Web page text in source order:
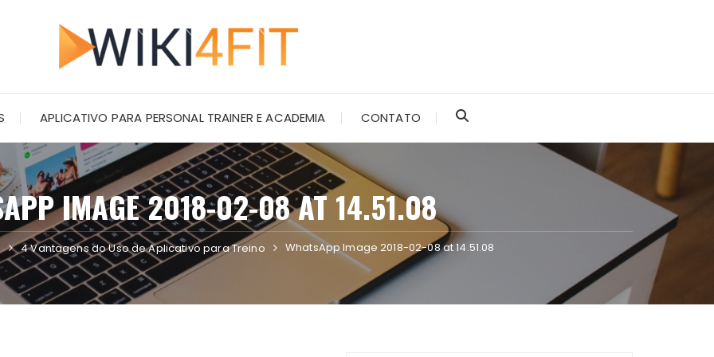
APLICATIVO PARA PERSONAL TRAINER E ACADEMIA CONTATO
IMAGE 2018-02-08 AT 14.51.08
4 Vantagens do Uso de Aplicativo para Treino WhatsApp Image 2018-02-08 at 14.51.08